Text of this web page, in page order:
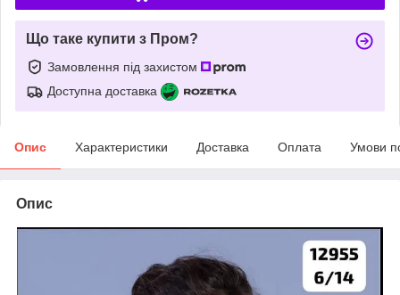
Що таке купити з Пром?
Замовлення під захистом
Доступна доставка
Опис Характеристики Доставка Оплата Умови
Опис